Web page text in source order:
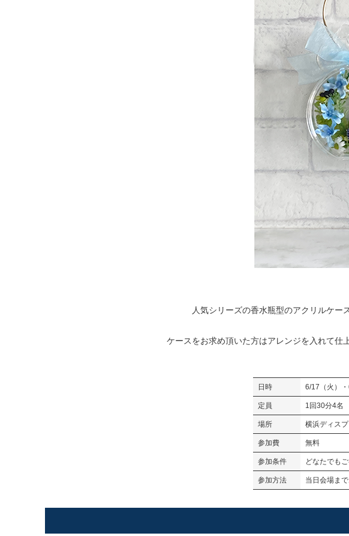
人気シリーズの香水瓶型のアクリルケー
ケースをお求め頂いた方はアレンジを入れて仕
日時 6/17（火）
定員 1回30分4名
場所 横浜ディス
参加費 無料
参加条件 どなたでも
参加方法 当日会場まで